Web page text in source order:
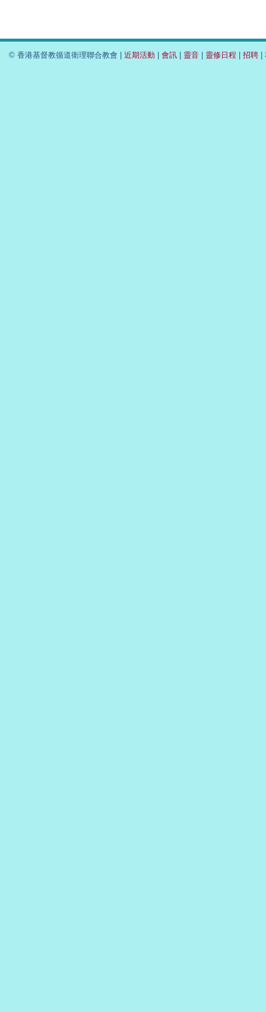
© 香港基督教循道衛理聯合教會 | 近期活動 | 會訊 | 靈音 | 靈修日程 | 招聘 |